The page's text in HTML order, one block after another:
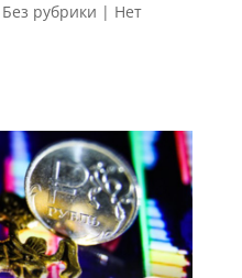
Без рубрики | Нет